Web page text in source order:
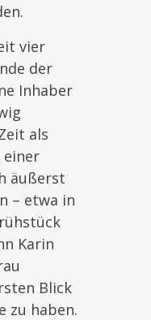
vier
der
Inhaber
als
einer
äußerst
– etwa in
Karin
Blick
zu haben.